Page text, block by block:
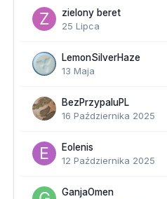
zielony beret
25 Lipca
LemonSilverHaze
13 Maja
BezPrzypaluPL
16 Października 2025
Eolenis
12 Października 2025
GanjaOmen